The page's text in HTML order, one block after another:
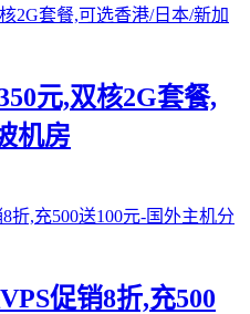
元,双核2G套餐,
机房
促销8折,充500